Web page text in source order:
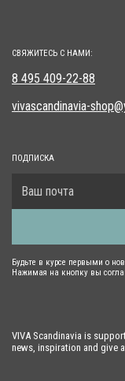
VIVA Scandinavia is
news, inspiration and give
СВЯЖИТЕСЬ С НАМИ:
8 495 409-22-88
vivascandinavia-
ПОДПИСКА
Будьте в курсе первыми о
Нажимая на кнопку вы